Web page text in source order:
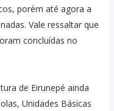
porém até agora a
Vale ressaltar que
concluídas no
de Eirunepé ainda
Unidades Básicas